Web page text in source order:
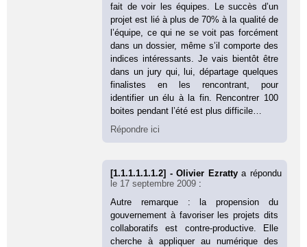
fait de voir les équipes. Le succès d’un
projet est lié à plus de 70% à la qualité de
l’équipe, ce qui ne se voit pas forcément
dans un dossier, même s’il comporte des
indices intéressants. Je vais bientôt être
dans un jury qui, lui, départage quelques
finalistes en les rencontrant, pour
identifier un élu à la fin. Rencontrer 100
boites pendant l’été est plus difficile…
Répondre ici
[1.1.1.1.1.1.2] - Olivier Ezrattya répondu
le 17 septembre 2009 :
Autre remarque : la propension du
gouvernement à favoriser les projets dits
collaboratifs est contre-productive. Elle
cherche à appliquer au numérique des